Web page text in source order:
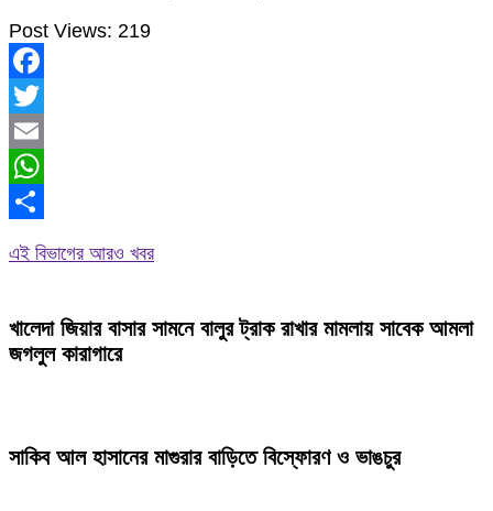
Post Views: 219
Facebook
Twitter
Email
WhatsApp
এই বিভাগের আরও খবর
খালেদা জিয়ার বাসার সামনে বালুর ট্রাক রাখার মামলায় সাবেক আমলা
জগলুল কারাগারে
সাকিব আল হাসানের মাগুরার বাড়িতে বিস্ফোরণ ও ভাঙচুর